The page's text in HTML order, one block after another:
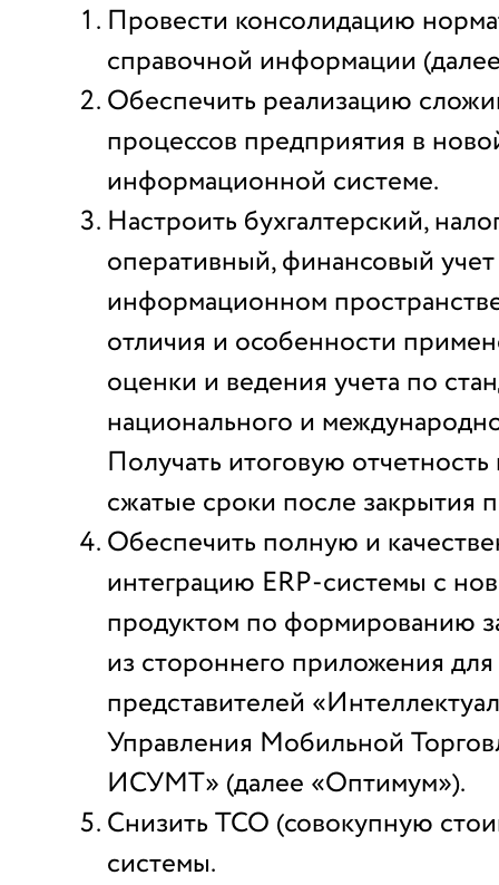
Провести консолидацию
справочной информации
Обеспечить реализацию
процессов предприятия в
информационной системе.
Настроить бухгалтерский,
оперативный, финансовый
информационном
отличия и особенности
оценки и ведения учета по
национального и
Получать итоговую
сжатые сроки после закрытия
Обеспечить полную и
интеграцию ERP-системы с
продуктом по формированию
из стороннего приложения
представителей
Управления Мобильной
ИСУМТ» (далее «Оптимум»).
Снизить TCO (совокупную
системы.